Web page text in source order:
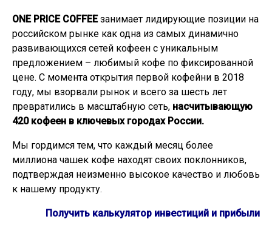
ONE PRICE COFFEEзанимает лидирующие позиции на
российском рынке как одна из самых динамично
развивающихся сетей кофеен с уникальным
предложением – любимый кофе по фиксированной
цене. С момента открытия первой кофейни в 2018
году, мы взорвали рынок и всего за шесть лет
превратились в масштабную сеть, насчитывающую
420 кофеен в ключевых городах России.
Мы гордимся тем, что каждый месяц более
миллиона чашек кофе находят своих поклонников,
подтверждая неизменно высокое качество и любовь
к нашему продукту.
Получить калькулятор инвестиций и прибыли